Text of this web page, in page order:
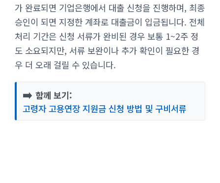
가 완료되면 기업은행에서 대출 신청을 진행하며, 최종
승인이 되면 지정한 계좌로 대출금이 입금됩니다. 전체
처리 기간은 신청 서류가 완비된 경우 보통 1~2주 정
도 소요되지만, 서류 보완이나 추가 확인이 필요한 경
우 더 오래 걸릴 수 있습니다.
➡️ 함께 보기:
고령자 고용연장 지원금 신청 방법 및 구비서류